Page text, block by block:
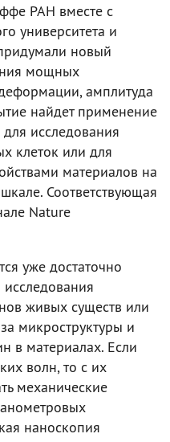
РАН вместе с
университета и
новый
мощных
амплитуда
найдет применение
исследования
клеток или для
материалов на
Соответствующая
Nature
уже достаточно
живых существ или
микроструктуры и
в материалах. Если
волн, то с их
механические
наноскопия